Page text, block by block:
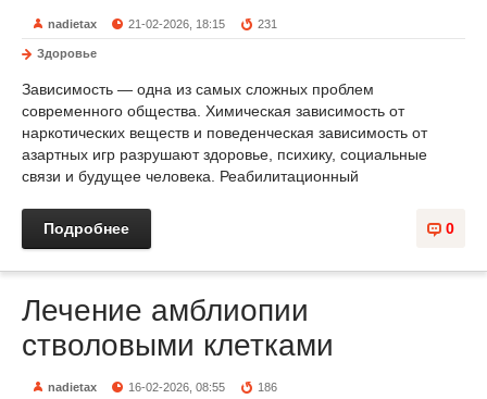
nadietax 21-02-2026, 18:15 231
Здоровье
Зависимость — одна из самых сложных проблем
современного общества. Химическая зависимость от
наркотических веществ и поведенческая зависимость от
азартных игр разрушают здоровье, психику, социальные
связи и будущее человека. Реабилитационный
0
Подробнее
Лечение амблиопии
стволовыми клетками
nadietax 16-02-2026, 08:55 186